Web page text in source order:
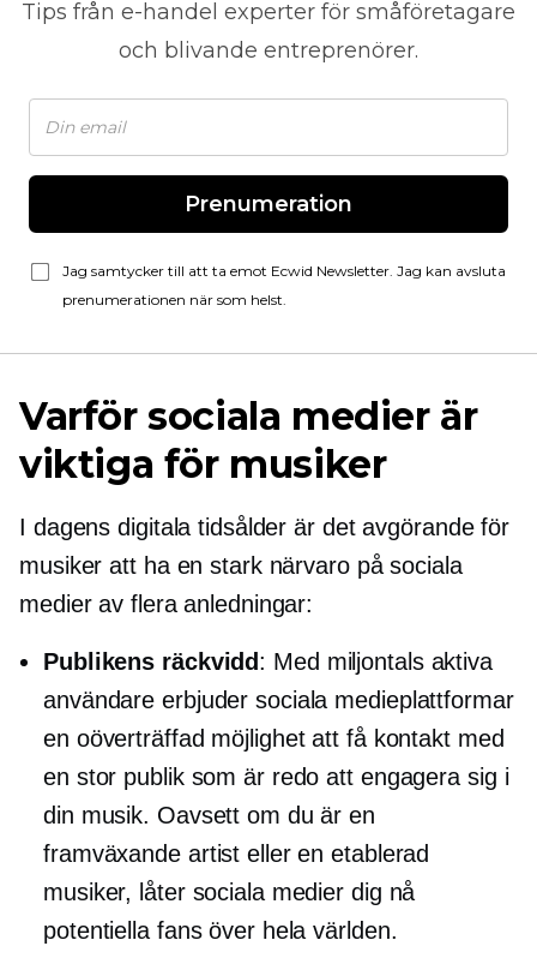
Tips från e-handel experter för småföretagare
och blivande entreprenörer.
Prenumeration
Jag samtycker till att ta emot Ecwid Newsletter. Jag kan avsluta
prenumerationen när som helst.
Varför sociala medier är
viktiga för musiker
I dagens digitala tidsålder är det avgörande för
musiker att ha en stark närvaro på sociala
medier av flera anledningar:
Publikens räckvidd: Med miljontals aktiva
användare erbjuder sociala medieplattformar
en oöverträffad möjlighet att få kontakt med
en stor publik som är redo att engagera sig i
din musik. Oavsett om du är en
framväxande artist eller en etablerad
musiker, låter sociala medier dig nå
potentiella fans över hela världen.